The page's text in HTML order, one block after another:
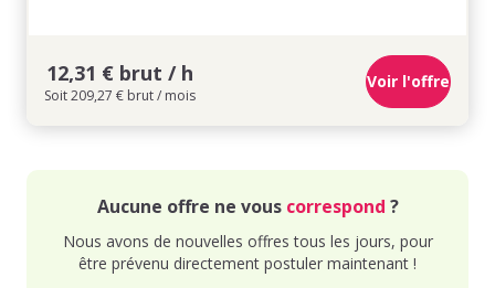
12,31 € brut / h
Soit 209,27 € brut / mois
Voir l'offre
Aucune offre ne vous correspond ?
Nous avons de nouvelles offres tous les jours, pour
être prévenu directement postuler maintenant !